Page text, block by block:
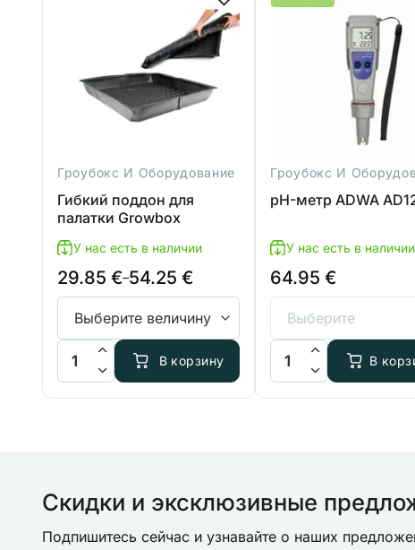
Гроубокс И Оборудование
Гибкий поддон для
палатки Growbox
У нас есть в наличии
29.85 €–54.25 €
Диапазон
цен:
29.85 €
–
54.25 €
Количество товара Гибкий поддон для палатки Growbox
В корзину
Гроубокс И
pH-метр ADWA
У нас есть в наличии
64.95 €
Количество товара pH-
В
Скидки и эксклюзивные
Подпишитесь сейчас и узнавайте о наших